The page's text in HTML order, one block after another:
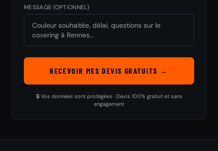
MESSAGE (OPTIONNEL)
RECEVOIR MES DEVIS GRATUITS →
🔒 Vos données sont protégées · Devis 100% gratuit et sans
engagement